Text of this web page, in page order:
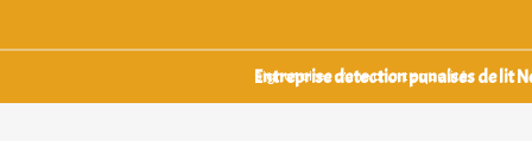
Entreprise detection punaises de lit
Signataires d’une charte qualité